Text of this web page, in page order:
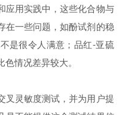
应用实践中，这些化合物与
在一些问题，如酚试剂的稳
是很令人满意；品红-亚硫
情况差异较大。
灵敏度测试，并为用户提